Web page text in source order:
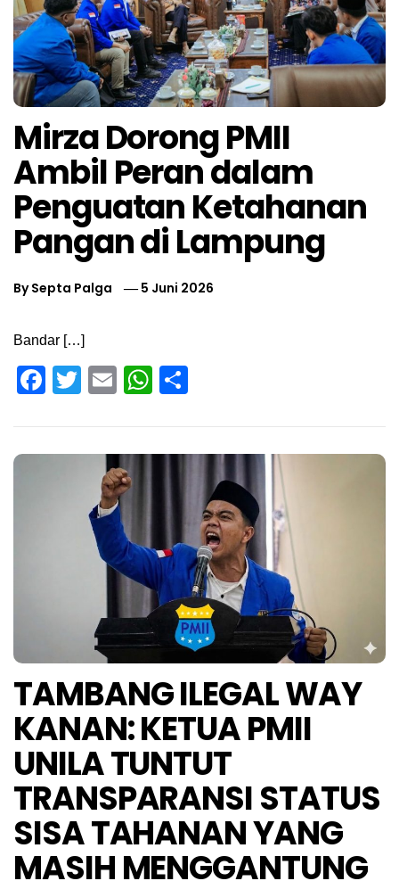
Mirza Dorong PMII
Ambil Peran dalam
Penguatan Ketahanan
Pangan di Lampung
BySepta Palga 5 Juni 2026
Bandar […]
Facebook
Twitter
EmailWhatsApp
TAMBANG ILEGAL WAY
KANAN: KETUA PMII
UNILA TUNTUT
TRANSPARANSI STATUS
SISA TAHANAN YANG
MASIH MENGGANTUNG